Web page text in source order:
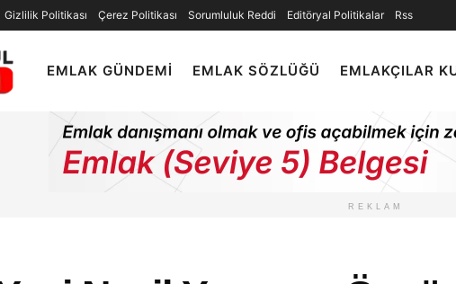
Gizlilik Politikası Çerez Politikası Sorumluluk Reddi Editöryal Politikalar Rss
EMLAK GÜNDEMI EMLAK SÖZLÜĞÜ EMLAKÇILAR
REKLAM